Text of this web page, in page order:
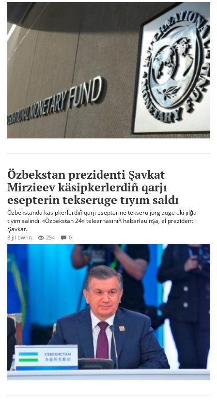
Özbekstan prezidenti Şavkat
Mirzieev käsipkerlerdiñ qarjı
esepterin tekseruge tıyım saldı
Özbekstanda käsipkerlerdiñ qarjı esepterine tekseru jürgizuge eki jılğa
tıyım salındı. «Özbekstan 24» telearnasınıñ habarlauınşa, el prezidenti
Şavkat..
8 jıl bwrın 254 0